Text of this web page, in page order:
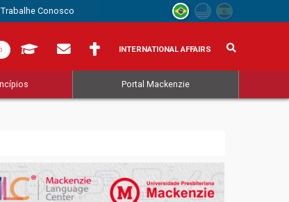
Trabalhe Conosco
INTERNATIONAL AFFAIRS
Portal Mackenzie